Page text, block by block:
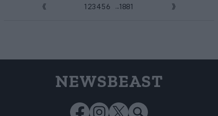
1 23 4 5 6 ...1881
NEWSBEAST